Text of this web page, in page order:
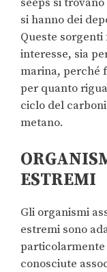
si hanno dei
Queste
interesse, sia
marina, perché
per quanto
ciclo del
metano.
ESTREMI
Gli organismi
estremi sono
particolarmente
conosciute